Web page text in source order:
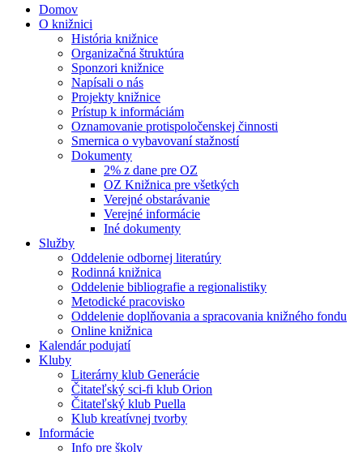
Domov
O knižnici
História knižnice
Organizačná štruktúra
Sponzori knižnice
Napísali o nás
Projekty knižnice
Prístup k informáciám
Oznamovanie protispoločenskej činnosti
Smernica o vybavovaní stažností
Dokumenty
2% z dane pre OZ
OZ Knižnica pre všetkých
Verejné obstarávanie
Verejné informácie
Iné dokumenty
Služby
Oddelenie odbornej literatúry
Rodinná knižnica
Oddelenie bibliografie a regionalistiky
Metodické pracovisko
Oddelenie doplňovania a spracovania knižného fondu
Online knižnica
Kalendár podujatí
Kluby
Literárny klub Generácie
Čitateľský sci-fi klub Orion
Čitateľský klub Puella
Klub kreatívnej tvorby
Informácie
Info pre školy